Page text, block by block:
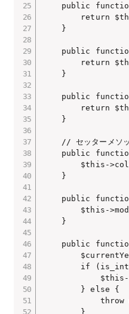
public
return
    }
public
return
    }
public
return
    }
// セッターメソ
public
$this-
    }
public
$this-
    }
public
if
        } else {
throw
        }